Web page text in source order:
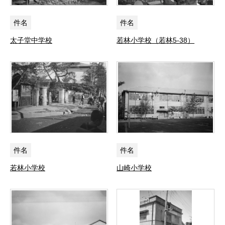
件名
太子堂中学校
件名
若林小学校（若林5-38）
件名
若林小学校
件名
山崎小学校